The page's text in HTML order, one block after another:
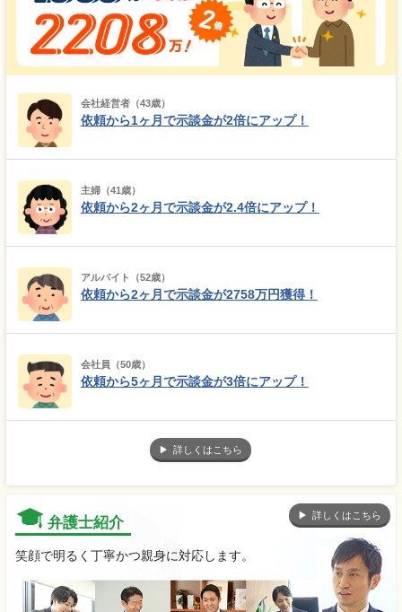
会社経営者（43歳）
依頼から1ヶ月で示談金が2倍にアップ！
主婦（41歳）
依頼から2ヶ月で示談金が2.4倍にアップ！
アルバイト（52歳）
依頼から2ヶ月で示談金が2758万円獲得！
会社員（50歳）
依頼から5ヶ月で示談金が3倍にアップ！
詳しくはこちら
弁護士紹介 詳しくはこちら
笑顔で明るく丁寧かつ親身に対応します。